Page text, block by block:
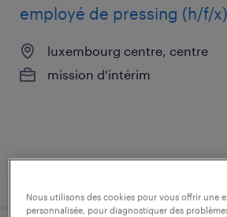
employé de pressing (h/f/x)
luxembourg centre, centre
mission d'intérim
Nous utilisons des cookies pour vous offrir une
personnalisée, pour diagnostiquer des